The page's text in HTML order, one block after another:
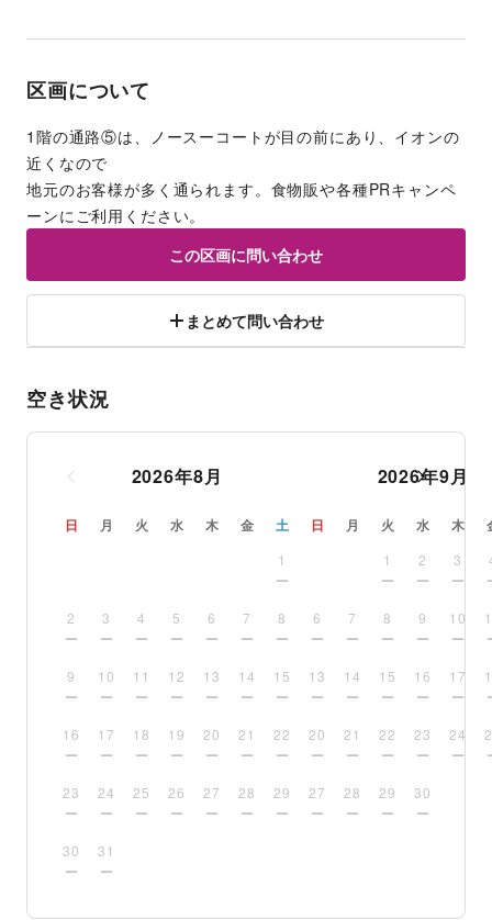
区画について
1階の通路⑤は、ノースーコートが目の前にあり、イオンの
近くなので
地元のお客様が多く通られます。食物販や各種PRキャンペ
ーンにご利用ください。
この区画に問い合わせ
まとめて問い合わせ
空き状況
2026年8月
日 月 火 水 木 金 土
1
2 3 4 5 6 7 8
9 10 11 12 13 14 15
16 17 18 19 20 21 22
23 24 25 26 27 28 29
30 31
2026年9月
日 月 火 水 木
1 2 3
6 7 8 9 10
13 14 15 16 17
20 21 22 23 24
27 28 29 30